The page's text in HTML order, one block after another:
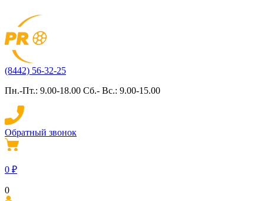
(8442) 56-32-25
Пн.-Пт.: 9.00-18.00 Сб.- Вс.: 9.00-15.00
Обратный звонок
0 ₽
0